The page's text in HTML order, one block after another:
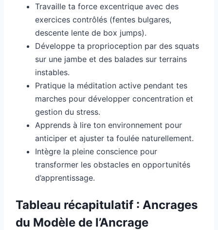
Travaille ta force excentrique avec des
exercices contrôlés (fentes bulgares,
descente lente de box jumps).
Développe ta proprioception par des squats
sur une jambe et des balades sur terrains
instables.
Pratique la méditation active pendant tes
marches pour développer concentration et
gestion du stress.
Apprends à lire ton environnement pour
anticiper et ajuster ta foulée naturellement.
Intègre la pleine conscience pour
transformer les obstacles en opportunités
d’apprentissage.
Tableau récapitulatif : Ancrages
du Modèle de l’Ancrage